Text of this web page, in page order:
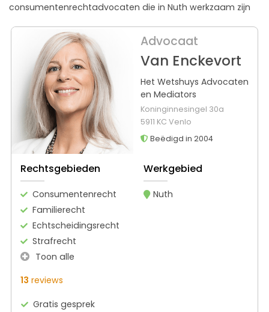
consumentenrechtadvocaten die in Nuth werkzaam zijn
Advocaat
Van Enckevort
Het Wetshuys Advocaten
en Mediators
Koninginnesingel 30a
5911 KC Venlo
Beëdigd in 2004
Rechtsgebieden
Consumentenrecht
Familierecht
Echtscheidingsrecht
Strafrecht
Toon alle
Werkgebied
Nuth
13 reviews
Gratis gesprek